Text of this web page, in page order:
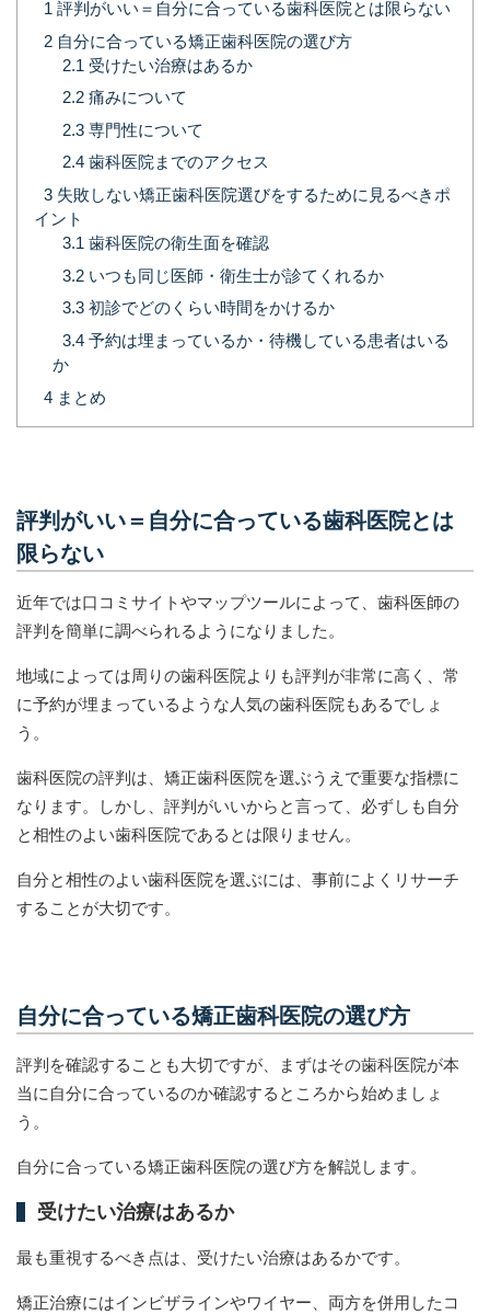
1 評判がいい＝自分に合っている歯科医院とは限らない
2 自分に合っている矯正歯科医院の選び方
2.1 受けたい治療はあるか
2.2痛みについて
2.3専門性について
2.4歯科医院までのアクセス
3 失敗しない矯正歯科医院選びをするために見るべきポ
イント
3.1 歯科医院の衛生面を確認
3.2いつも同じ医師・衛生士が診てくれるか
3.3初診でどのくらい時間をかけるか
3.4予約は埋まっているか・待機している患者はいる
か
4 まとめ
評判がいい＝自分に合っている歯科医院とは
限らない
近年では口コミサイトやマップツールによって、歯科医師の
評判を簡単に調べられるようになりました。
地域によっては周りの歯科医院よりも評判が非常に高く、常
に予約が埋まっているような人気の歯科医院もあるでしょ
う。
歯科医院の評判は、矯正歯科医院を選ぶうえで重要な指標に
なります。しかし、評判がいいからと言って、必ずしも自分
と相性のよい歯科医院であるとは限りません。
自分と相性のよい歯科医院を選ぶには、事前によくリサーチ
することが大切です。
自分に合っている矯正歯科医院の選び方
評判を確認することも大切ですが、まずはその歯科医院が本
当に自分に合っているのか確認するところから始めましょ
う。
自分に合っている矯正歯科医院の選び方を解説します。
受けたい治療はあるか
最も重視するべき点は、受けたい治療はあるかです。
矯正治療にはインビザラインやワイヤー、両方を併用したコ